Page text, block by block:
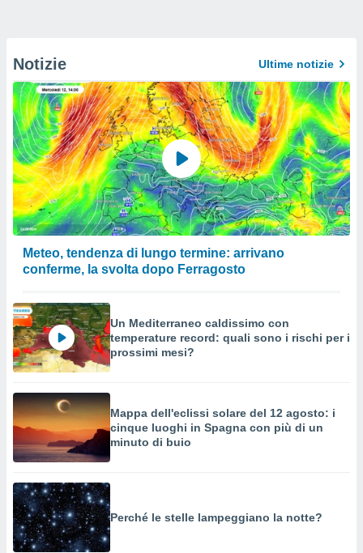
Notizie Ultime notizie
Meteo, tendenza di lungo termine: arrivano
conferme, la svolta dopo Ferragosto
Un Mediterraneo caldissimo con
temperature record: quali sono i rischi per i
prossimi mesi?
Mappa dell'eclissi solare del 12 agosto: i
cinque luoghi in Spagna con più di un
minuto di buio
Perché le stelle lampeggiano la notte?